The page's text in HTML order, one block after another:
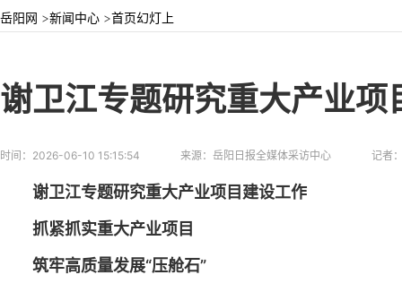
岳阳网 >新闻中心 >首页幻灯上
谢卫江专题研究重大产业项
时间： 2026-06-10 15:15:54 来源： 岳阳日报全媒体采访中心 记者
谢卫江专题研究重大产业项目建设工作
抓紧抓实重大产业项目
筑牢高质量发展“压舱石”